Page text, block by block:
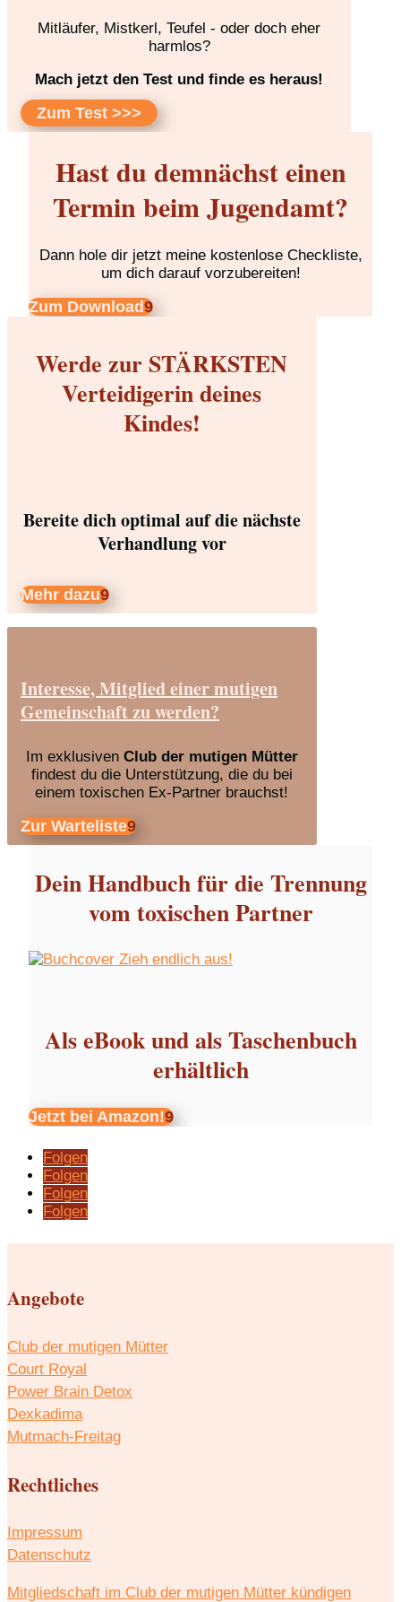
Mitläufer, Mistkerl, Teufel - oder doch eher
harmlos?
Mach jetzt den Test und finde es heraus!
Zum Test >>>
Hast du demnächst einen
Termin beim Jugendamt?
Dann hole dir jetzt meine kostenlose Checkliste,
um dich darauf vorzubereiten!
Zum Download
Werde zur STÄRKSTEN
Verteidigerin deines
Kindes!
Bereite dich optimal auf die nächste
Verhandlung vor
Mehr dazu
Interesse, Mitglied einer mutigen
Gemeinschaft zu werden?
Im exklusiven Club der mutigen Mütter
findest du die Unterstützung, die du bei
einem toxischen Ex-Partner brauchst!
Zur Warteliste
Dein Handbuch für die Trennung
vom toxischen Partner
Als eBook und als Taschenbuch
erhältlich
Jetzt bei Amazon!
Folgen
Folgen
Folgen
Folgen
Angebote
Club der mutigen Mütter
Court Royal
Power Brain Detox
Dexkadima
Mutmach-Freitag
Rechtliches
Impressum
Datenschutz
Mitgliedschaft im Club der mutigen Mütter kündigen